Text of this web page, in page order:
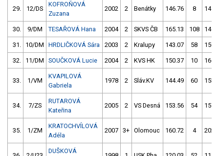
29. 12/DS
KOFROŇOVÁ
Zuzana
2002 2 Benátky 146.76 8
30. 9/DM TESAŘOVÁ Hana 2004 2 SKVS ČB 165.13 108
31. 10/DM HRDLIČKOVÁ Sára 2003 2 Kralupy 143.07 58
32. 11/DM SOUČKOVÁ Lucie 2004 2 KVS HK 150.37 10
33. 1/VM
KVAPILOVÁ
Gabriela
1978 2 Sláv.KV 144.49 60
34. 7/ZS
RUTAROVÁ
Kateřina
2005 2 VS Desná 153.56 54
35. 1/ZM
KRATOCHVÍLOVÁ
Adéla
2007 3+ Olomouc 160.72 4
DUŠKOVÁ